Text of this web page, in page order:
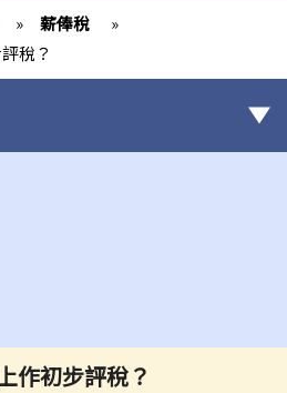
» 薪俸稅
»
稅？
作初步評稅？
被評稅？納稅人可申請扣減哪些項目